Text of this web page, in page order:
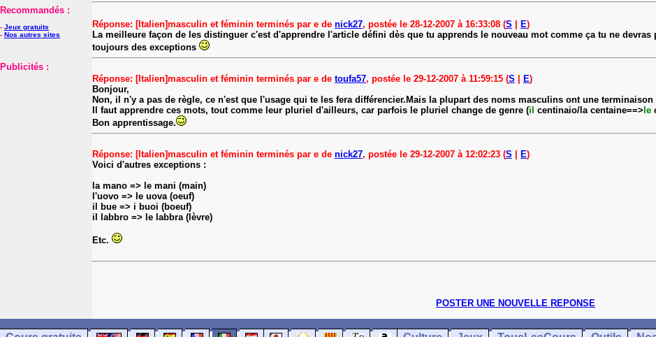
Recommandés :
- Jeux gratuits
- Nos autres sites
Publicités :
Réponse: [Italien]masculin et féminin terminés par e de nick27, postée le 28-12-2007 à 16:33:08 (S E)
La meilleure façon de les distinguer c'est d'apprendre l'article défini dès que tu apprends le nouveau mot comme ça tu ne
toujours des exceptions
Réponse: [Italien]masculin et féminin terminés par e de toufa57, postée le 29-12-2007 à 11:59:15 (S E)
Bonjour,
Non, il n'y a pas de règle, ce n'est que l'usage qui te les fera différencier.Mais la plupart des noms masculins ont une terminaison
Il faut apprendre ces mots, tout comme leur pluriel d'ailleurs, car parfois le pluriel change de genre (il centinaio/la centaine==> le
Bon apprentissage.
Réponse: [Italien]masculin et féminin terminés par e de nick27, postée le 29-12-2007 à 12:02:23 (S E)
Voici d'autres exceptions :
la mano => le mani (main)
l'uovo => le uova (oeuf)
il bue => i buoi (boeuf)
il labbro => le labbra (lèvre)
Etc.
POSTER UNE NOUVELLE REPONSE